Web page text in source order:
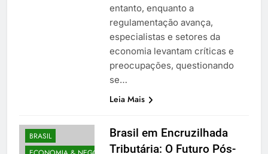
entanto, enquanto a
regulamentação avança,
especialistas e setores da
economia levantam críticas e
preocupações, questionando
se…
Leia Mais
BRASIL
Brasil em Encruzilhada
Tributária: O Futuro Pós-